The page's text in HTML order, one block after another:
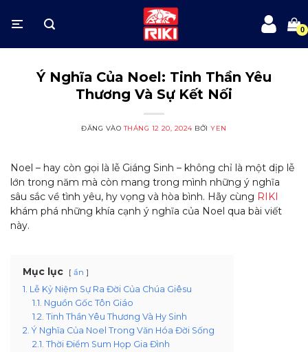
qua
dung
Ý Nghĩa Của Noel: Tinh Thần Yêu
Thương Và Sự Kết Nối
ĐĂNG VÀOTHÁNG 12 20, 2024 BỞIYEN
Noel – hay còn gọi là lễ Giáng Sinh – không chỉ là một dịp lễ
lớn trong năm mà còn mang trong mình những ý nghĩa
sâu sắc về tình yêu, hy vọng và hòa bình. Hãy cùng RIKI
khám phá những khía cạnh ý nghĩa của Noel qua bài viết
này.
Mục lục ẩn
1. Lễ Kỷ Niệm Sự Ra Đời Của Chúa Giêsu
1.1. Nguồn Gốc Tôn Giáo
1.2. Tinh Thần Yêu Thương Và Hy Sinh
2. Ý Nghĩa Của Noel Trong Văn Hóa Đời Sống
2.1. Thời Điểm Sum Họp Gia Đình